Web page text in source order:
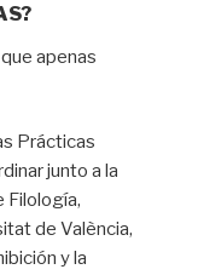
apenas
Prácticas
junto a la
Filología,
de València,
y la